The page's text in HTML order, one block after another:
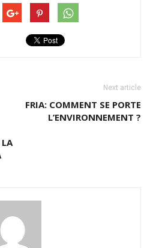
Next article
FRIA: COMMENT SE PORTE
L’ENVIRONNEMENT ?